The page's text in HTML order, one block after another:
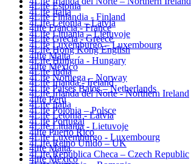
4Life Italia
4Life Letonia – Latvia
4Life Lituania – Lietuvoje
4Life Luxemburgo – Luxembourg
4life Malta
4life México
4Life Noruega – Norway
4Life Paises Bajos – Netherlands
4life Perú
4Life Polonia – Polsce
4Life Portugal
4life Puerto Rico
4Life Reino Unido – UK
4Life República Checa – Czech Republic
4Life Estonia
4Life Finlandia - Finland
4life Francia - France
4Life Grecia - Greece
4Life Hong Kong English
4Life Hungría - Hungary
4Life India
4Life Irlanda - Ireland
4Life Irlanda del Norte - Northern Ireland
4Life Italia
4Life Letonia - Latvia
4Life Lituania - Lietuvoje
4Life Luxemburgo - Luxembourg
4life Malta
4life México